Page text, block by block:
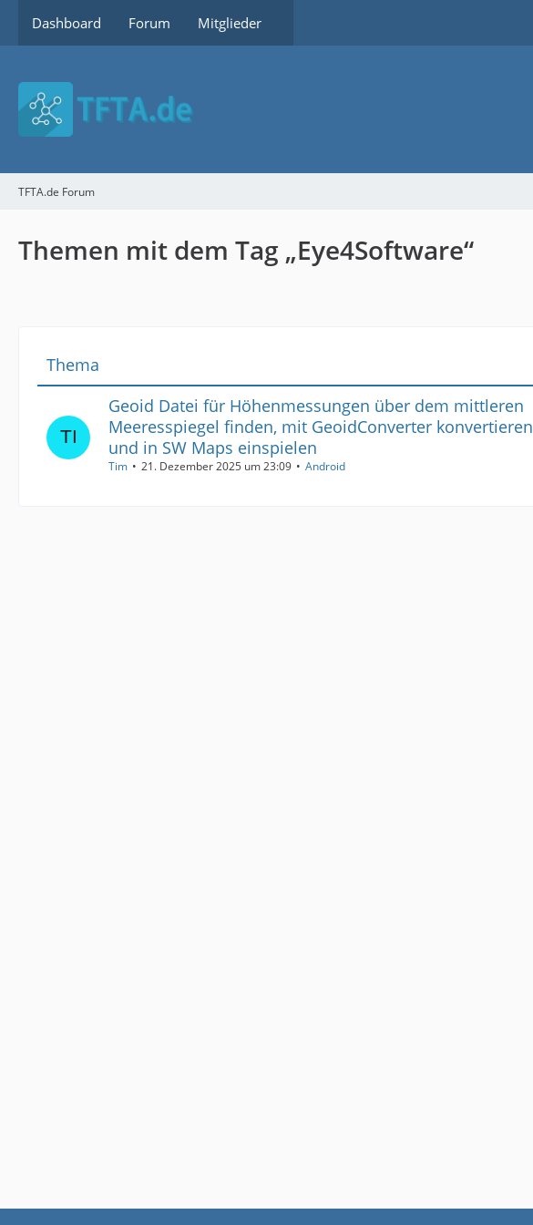
Dashboard Forum Mitglieder
TFTA.de Forum
Themen mit dem Tag „Eye4Software“
Thema
Geoid Datei für Höhenmessungen über dem mittleren
Meeresspiegel finden, mit GeoidConverter konvertieren
und in SW Maps einspielen
Tim 21. Dezember 2025 um 23:09 Android